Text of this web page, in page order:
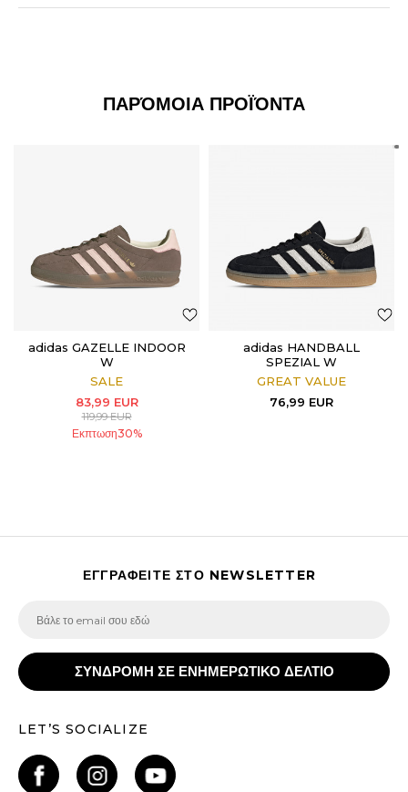
ΠΑΡΌΜΟΙΑ ΠΡΟΪΌΝΤΑ
adidas GAZELLE INDOOR
W
SALE
83,99 EUR
119,99EUR
Εκπτωση30%
adidas HANDBALL
SPEZIAL W
GREAT VALUE
76,99 EUR
ΕΓΓΡΑΦΕΙΤΕ ΣΤΟ NEWSLETTER
ΣΥΝΔΡΟΜΗ ΣΕ ΕΝΗΜΕΡΩΤΙΚΟ ΔΕΛΤΙΟ
LET’S SOCIALIZE